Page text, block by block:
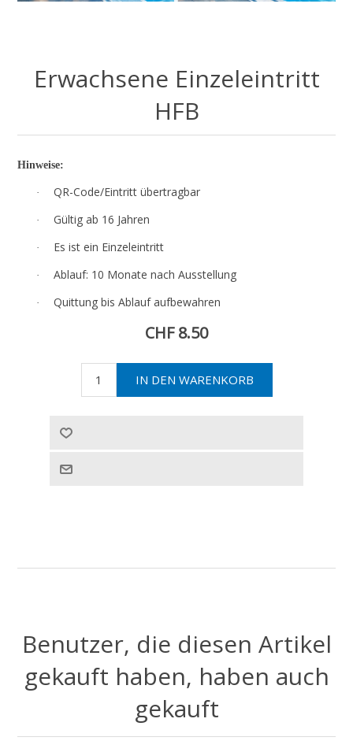
Erwachsene Einzeleintritt
HFB
Hinweise:
· QR-Code/Eintritt übertragbar
· Gültig ab 16 Jahren
· Es ist ein Einzeleintritt
· Ablauf: 10 Monate nach Ausstellung
· Quittung bis Ablauf aufbewahren
CHF 8.50
Benutzer, die diesen Artikel
gekauft haben, haben auch
gekauft